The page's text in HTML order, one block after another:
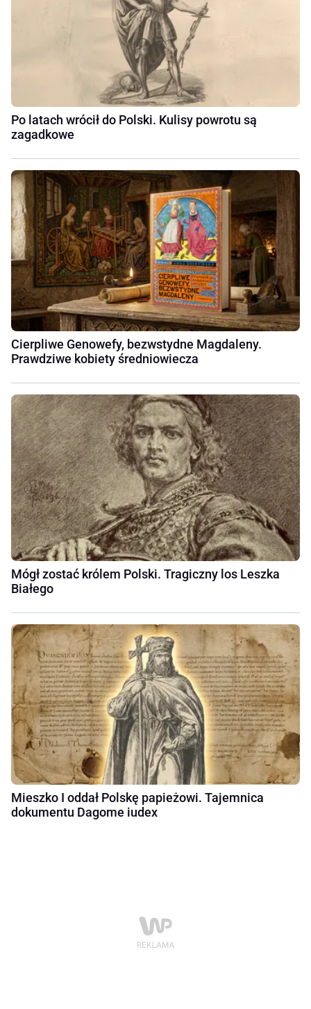
Po latach wrócił do Polski. Kulisy powrotu są
zagadkowe
Cierpliwe Genowefy, bezwstydne Magdaleny.
Prawdziwe kobiety średniowiecza
Mógł zostać królem Polski. Tragiczny los Leszka
Białego
Mieszko I oddał Polskę papieżowi. Tajemnica
dokumentu Dagome iudex